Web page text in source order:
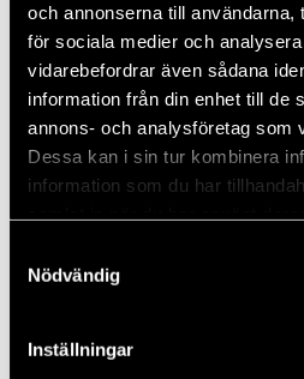
och annonserna till användarna,
för sociala medier och
vidarebefordrar även sådana
information från din enhet till de
annons- och analysföretag som
Dessa kan i sin tur kombinera
information som du har
Nödvändig
Inställningar
Därför ska du
när du behöver
Att välja rätt verkstad för din Ford
auktoriserad märkesverkstad där
i fokus. Vi är auktoriserade för att